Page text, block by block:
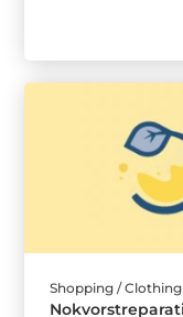
Shopping / Clothing